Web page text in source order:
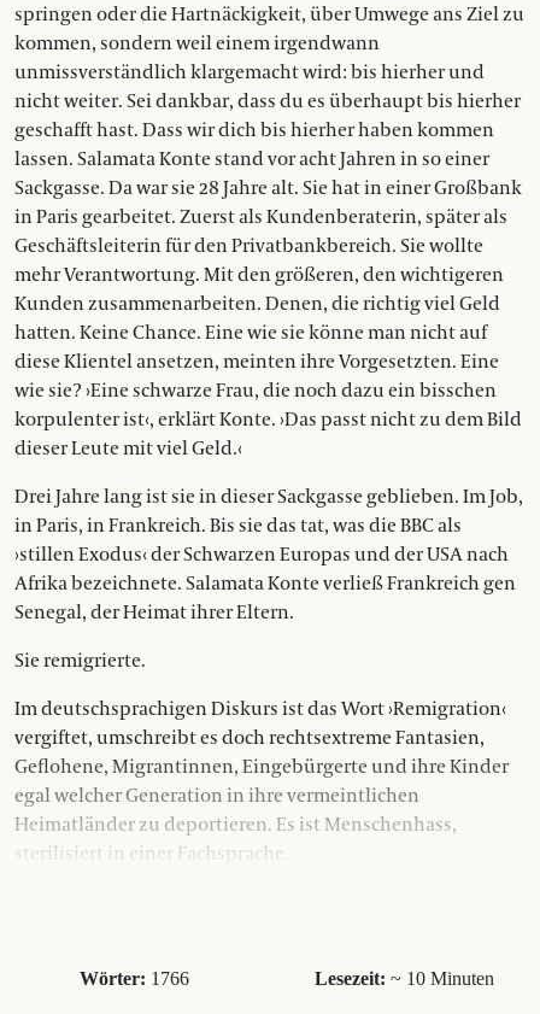
springen oder die Hartnäckigkeit, über Umwege ans Ziel zu
kommen, sondern weil einem irgendwann
unmissverständlich klargemacht wird: bis hierher und
nicht weiter. Sei dankbar, dass du es überhaupt bis hierher
geschafft hast. Dass wir dich bis hierher haben kommen
lassen. Salamata Konte stand vor acht Jahren in so einer
Sackgasse. Da war sie 28 Jahre alt. Sie hat in einer Großbank
in Paris gearbeitet. Zuerst als Kundenberaterin, später als
Geschäftsleiterin für den Privatbankbereich. Sie wollte
mehr Verantwortung. Mit den größeren, den wichtigeren
Kunden zusammenarbeiten. Denen, die richtig viel Geld
hatten. Keine Chance. Eine wie sie könne man nicht auf
diese Klientel ansetzen, meinten ihre Vorgesetzten. Eine
wie sie? ›Eine schwarze Frau, die noch dazu ein bisschen
korpulenter ist‹, erklärt Konte. ›Das passt nicht zu dem Bild
dieser Leute mit viel Geld.‹
Drei Jahre lang ist sie in dieser Sackgasse geblieben. Im Job,
in Paris, in Frankreich. Bis sie das tat, was die BBC als
›stillen Exodus‹ der Schwarzen Europas und der USA nach
Afrika bezeichnete. Salamata Konte verließ Frankreich gen
Senegal, der Heimat ihrer Eltern.
Sie remigrierte.
Im deutschsprachigen Diskurs ist das Wort ›Remigration‹
vergiftet, umschreibt es doch rechtsextreme Fantasien,
Geflohene, Migrantinnen, Eingebürgerte und ihre Kinder
egal welcher Generation in ihre vermeintlichen
Heimatländer zu deportieren. Es ist Menschenhass,
sterilisiert in einer Fachsprache.
Wörter: 1766 Lesezeit: ~ 10 Minuten